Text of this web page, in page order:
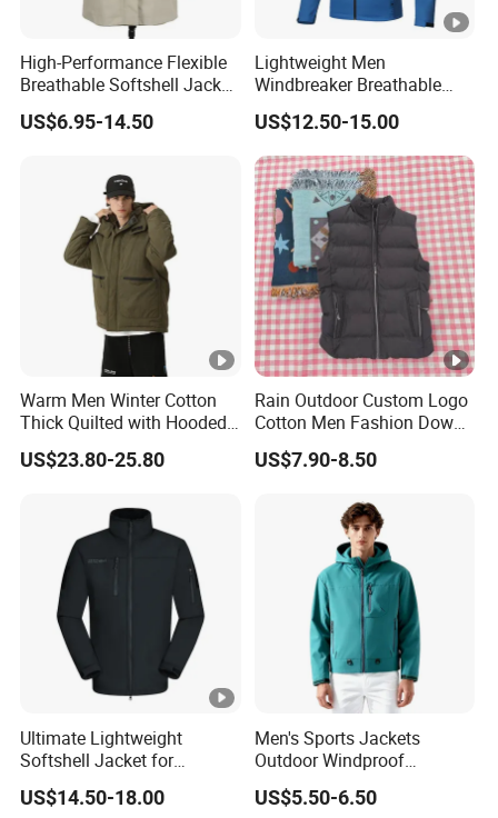
High-Performance Flexible
Breathable Softshell Jacket
for High-Exertion Activities
US$6.95-14.50
Lightweight Men
Windbreaker Breathable
Rain Jacket Outdoor
Waterproof Windproof
Hoody Jackets
US$12.50-15.00
Warm Men Winter Cotton
Thick Quilted with Hooded
Padded Jacket
US$23.80-25.80
Rain Outdoor Custom Logo
Cotton Men Fashion Down
Sport Men Winter Jacket
US$7.90-8.50
Ultimate Lightweight
Softshell Jacket for
Outdoor Hiking Adventures
US$14.50-18.00
Men's Sports Jackets
Outdoor Windproof
Waterproof Mountaineering
Coat Wholesale Clothing
US$5.50-6.50